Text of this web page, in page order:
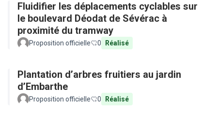
Fluidifier les déplacements cyclables sur
le boulevard Déodat de Sévérac à
proximité du tramway
Proposition officielle 0 Réalisé
Plantation d’arbres fruitiers au jardin
d’Embarthe
Proposition officielle 0 Réalisé